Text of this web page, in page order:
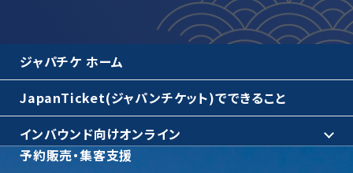
ジャパチケ ホーム
JapanTicket(ジャパンチケット)でできること
インバウンド向けオンライン
予約販売・集客支援